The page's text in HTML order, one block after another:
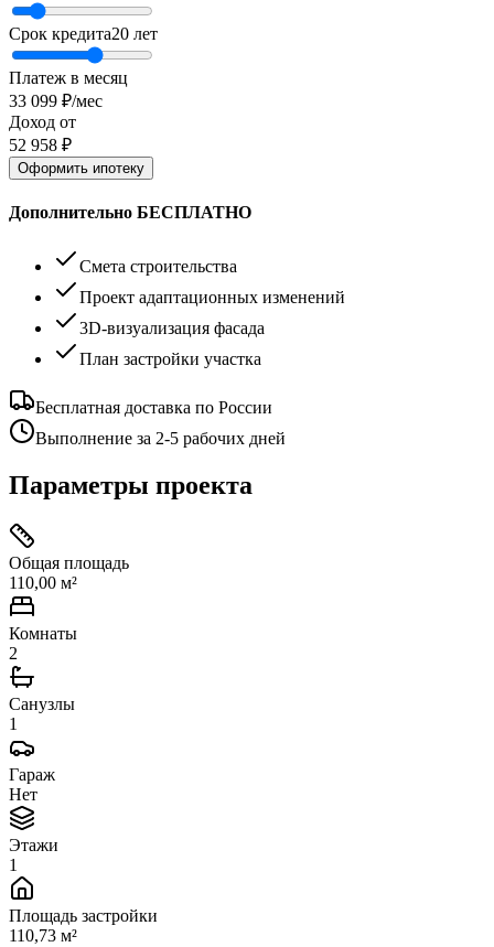
Срок кредита20 лет
Платеж в месяц
33 099 ₽/мес
Доход от
52 958 ₽
Оформить ипотеку
Дополнительно БЕСПЛАТНО
Смета строительства
Проект адаптационных изменений
3D-визуализация фасада
План застройки участка
Бесплатная доставка по России
Выполнение за 2-5 рабочих дней
Параметры проекта
Общая площадь
110,00 м²
Комнаты
2
Санузлы
1
Гараж
Нет
Этажи
1
Площадь застройки
110,73 м²